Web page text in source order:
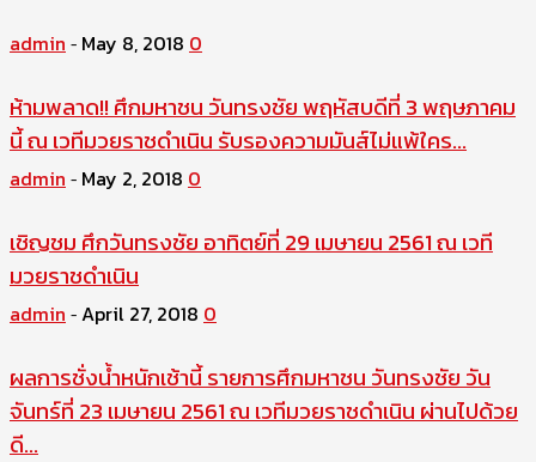
admin - May 8, 2018 0
ห้ามพลาด!! ศึกมหาชน วันทรงชัย พฤหัสบดีที่ 3 พฤษภาคม
นี้ ณ เวทีมวยราชดำเนิน รับรองความมันส์ไม่แพ้ใคร…
admin - May 2, 2018 0
เชิญชม ศึกวันทรงชัย อาทิตย์ที่ 29 เมษายน 2561 ณ เวที
มวยราชดำเนิน
admin -April 27, 2018 0
ผลการชั่งน้ำหนักเช้านี้ รายการศึกมหาชน วันทรงชัย วัน
จันทร์ที่ 23 เมษายน 2561 ณ เวทีมวยราชดำเนิน ผ่านไปด้วย
ดี...